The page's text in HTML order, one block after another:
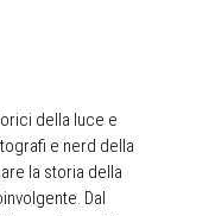
della luce e
e nerd della
la storia della
Dal